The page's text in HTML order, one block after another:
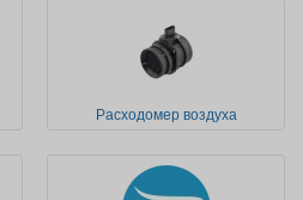
Расходомер воздуха